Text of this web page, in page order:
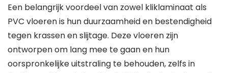
Een belangrijk voordeel van zowel kliklaminaat als
PVC vloeren is hun duurzaamheid en bestendigheid
tegen krassen en slijtage. Deze vloeren zijn
ontworpen om lang mee te gaan en hun
oorspronkelijke uitstraling te behouden, zelfs in